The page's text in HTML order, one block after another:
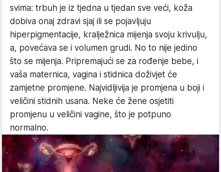
svima: trbuh je iz tjedna u tjedan sve veći, koža
dobiva onaj zdravi sjaj ili se pojavljuju
hiperpigmentacije, kralježnica mijenja svoju krivulju,
a, povećava se i volumen grudi. No to nije jedino
što se mijenja. Pripremajući se za rođenje bebe, i
vaša maternica, vagina i stidnica doživjet će
zamjetne promjene. Najvidljivija je promjena u boji i
veličini stidnih usana. Neke će žene osjetiti
promjenu u veličini vagine, što je potpuno
normalno.